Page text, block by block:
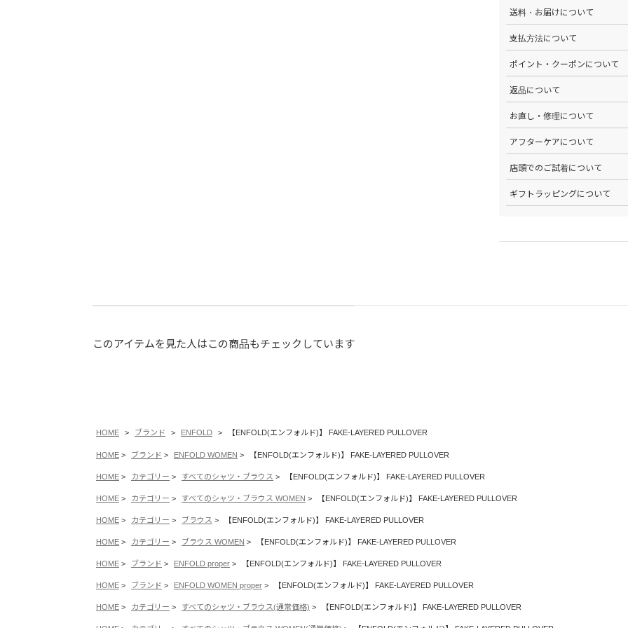
部サイズタブか、または
送料・お届けについて
ださい。
支払方法について
・クレジットカード払い（
・PayPay
分割払いやご利用可能なクレ
ポイント・クーポンについて
す。
発行中のクーポンはマイペー
返品について
確認ください。
お直し・修理について
>修理については内容を確認
詳しくはこちらをご覧ください
アフターケアについて
店頭でのご試着について
くはこちらをご覧ください。
ギフトラッピングについて
このアイテムを見た人はこの商品もチェックしています
HOME ブランド ENFOLD 【ENFOLD(エンフォルド)】 FAKE-LAYERED PULLOVER
HOME ブランド ENFOLD WOMEN 【ENFOLD(エンフォルド)】 FAKE-LAYERED PULLOVER
HOME カテゴリー すべてのシャツ・ブラウス 【ENFOLD(エンフォルド)】 FAKE-LAYERED PULLOVER
HOME カテゴリー すべてのシャツ・ブラウス WOMEN 【ENFOLD(エンフォルド)】 FAKE-LAYERED PULLOVER
HOME カテゴリー ブラウス 【ENFOLD(エンフォルド)】 FAKE-LAYERED PULLOVER
HOME カテゴリー ブラウス WOMEN 【ENFOLD(エンフォルド)】 FAKE-LAYERED PULLOVER
HOME ブランド ENFOLD proper 【ENFOLD(エンフォルド)】 FAKE-LAYERED PULLOVER
HOME ブランド ENFOLD WOMEN proper 【ENFOLD(エンフォルド)】 FAKE-LAYERED PULLOVER
HOME カテゴリー すべてのシャツ・ブラウス(通常価格) 【ENFOLD(エンフォルド)】 FAKE-LAYERED PULLOVER